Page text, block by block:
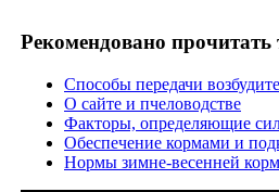
Рекомендовано прочитать
Способы передачи
О сайте и пчеловодстве
Факторы, определяющие
Обеспечение кормами и
Нормы зимне-весенней